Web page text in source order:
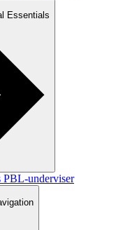
Essentials
PBL-underviser